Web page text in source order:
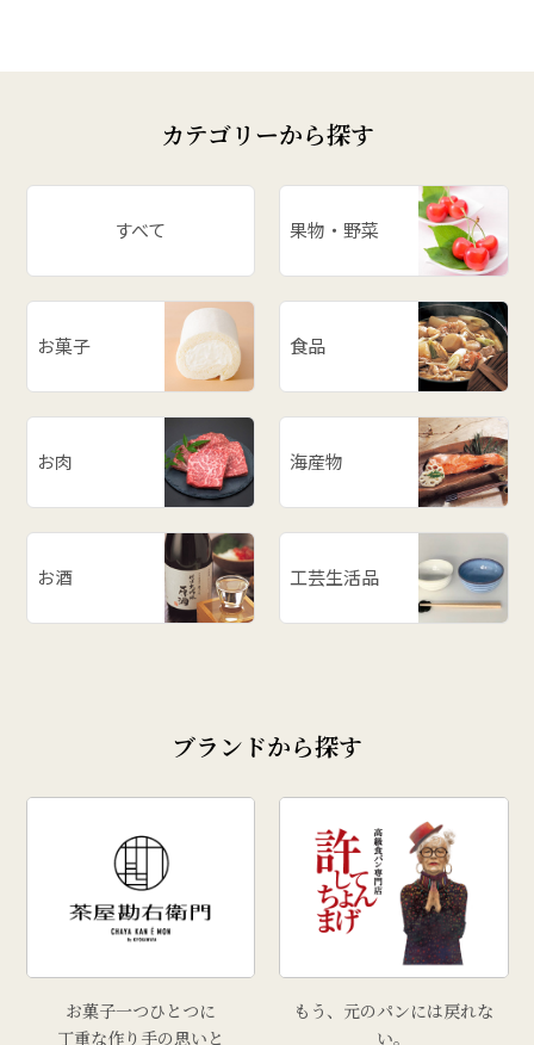
カテゴリーから探す
すべて 果物・野菜
お菓子 食品
お肉 海産物
お酒 工芸生活品
ブランドから探す
お菓子一つひとつに
丁重な作り手の思いと
もう、元のパンには戻れな
い。